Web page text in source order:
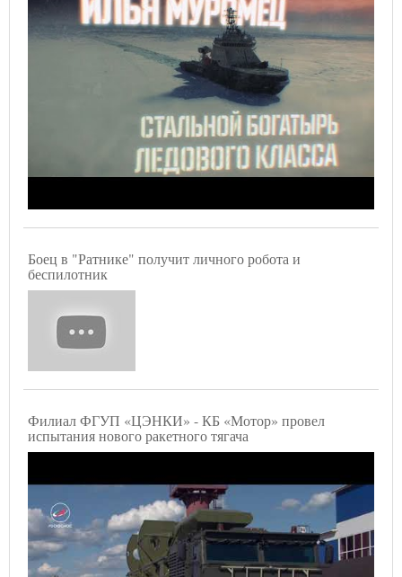
Боец в "Ратнике" получит личного робота и
беспилотник
Филиал ФГУП «ЦЭНКИ» - КБ «Мотор» провел
испытания нового ракетного тягача